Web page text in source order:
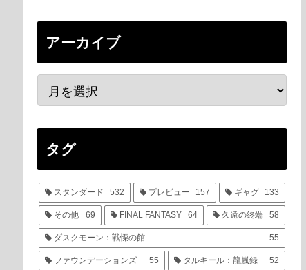
アーカイブ
タグ
スタンダード 532 プレビュー 157 ギャグ 133
その他 69 FINAL FANTASY 64 久遠の終端 58
ダスクモーン：戦慄の館 55
ファウンデーションズ 55 タルキール：龍嵐録 52